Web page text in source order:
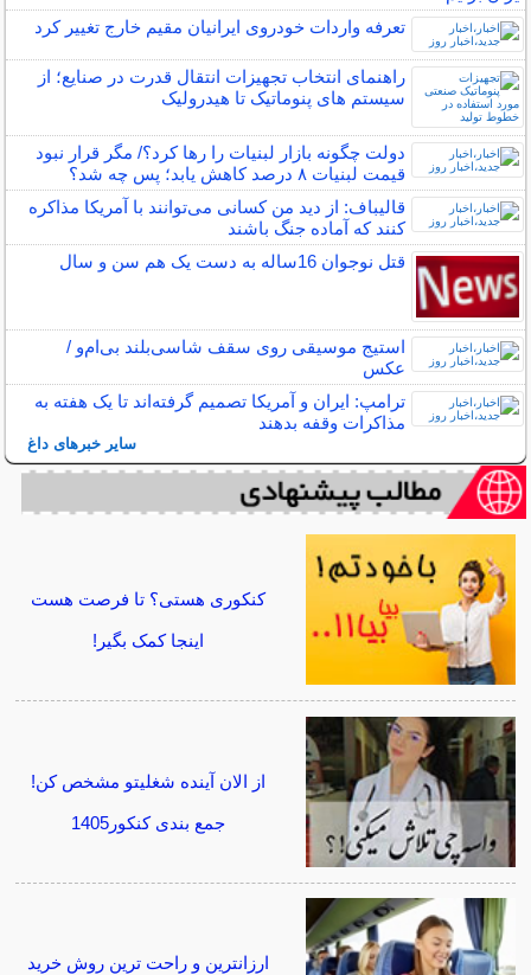
تعرفه واردات خودروی ایرانیان مقیم خارج تغییر کرد
راهنمای انتخاب تجهیزات انتقال قدرت در صنایع؛ از
سیستم های پنوماتیک تا هیدرولیک
دولت چگونه بازار لبنیات را رها کرد؟/ مگر قرار نبود
قیمت لبنیات ۸ درصد کاهش یابد؛ پس چه شد؟
قالیباف: از دید من کسانی می‌توانند با آمریکا مذاکره
کنند که آماده جنگ باشند
قتل نوجوان 16ساله به دست یک هم سن و سال
استیج موسیقی روی سقف شاسی‌بلند بی‌ام‌و /
عکس
ترامپ: ایران و آمریکا تصمیم گرفته‌اند تا یک هفته به
مذاکرات وقفه بدهند
سایر خبرهای داغ
کنکوری هستی؟ تا فرصت هست
اینجا کمک بگیر!
از الان آینده شغلیتو مشخص کن!
جمع بندی کنکور1405
ارزانترین و راحت ترین روش خرید